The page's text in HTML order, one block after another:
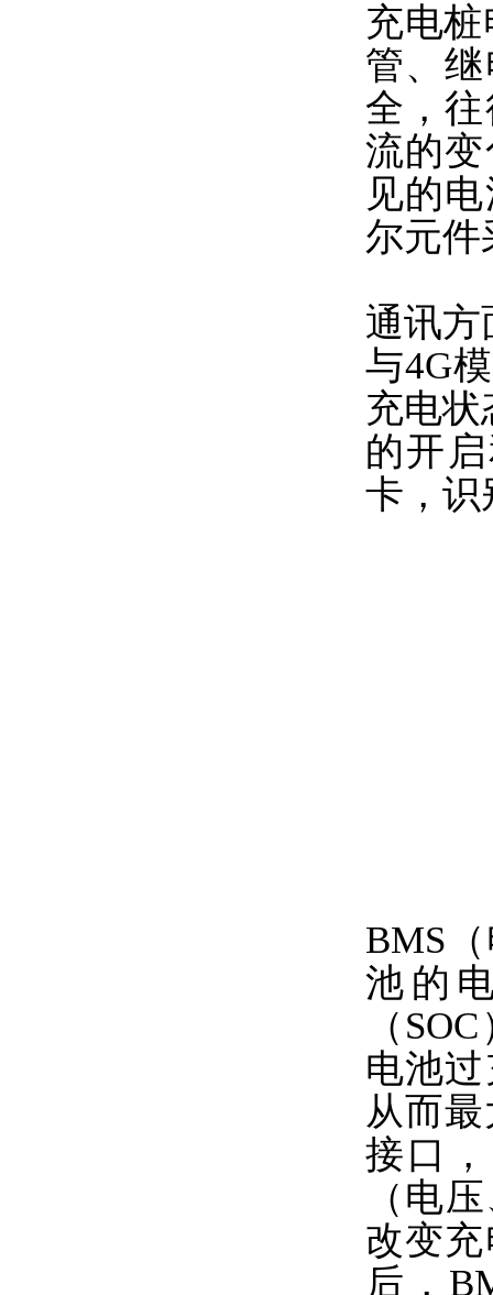
充电
管、
全，
流的
见的
尔元件
通讯方
与4G
充电状
的开
卡，识
BMS
池的
（
电池
从而
接口
（电
改变
后，